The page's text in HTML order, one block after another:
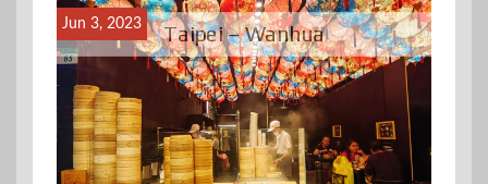
Taipei – Wanhua
Jun 3, 2023